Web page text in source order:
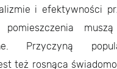
i efektywności
Przyczyną
też rosnąca